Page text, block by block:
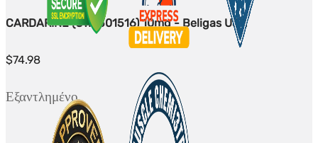
CARDARINE (GW-501516) 10mg - Beligas USA
$74.98
Εξαντλημένο